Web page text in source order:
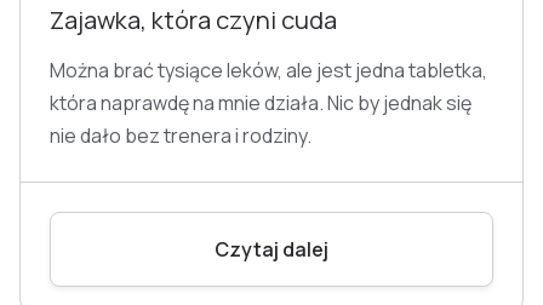
Zajawka, która czyni cuda
Można brać tysiące leków, ale jest jedna tabletka,
która naprawdę na mnie działa. Nic by jednak się
nie dało bez trenera i rodziny.
Czytaj dalej